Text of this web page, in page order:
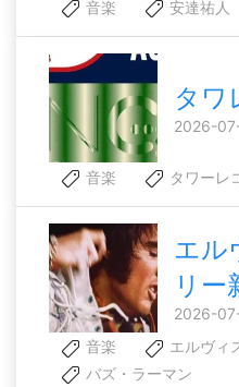
音楽 安達祐人
タワ
2026-
音楽 タワーレ
エル
リー
2026-
音楽
エルヴィ
バズ・ラーマン